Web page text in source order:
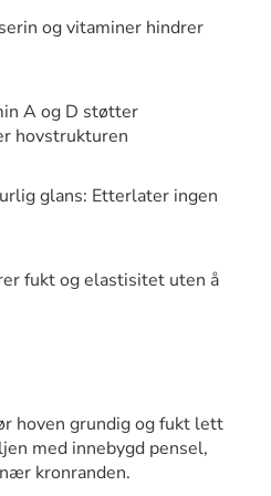
og vitaminer hindrer
A og D støtter
hovstrukturen
glans: Etterlater ingen
fukt og elastisitet uten å
hoven grundig og fukt lett
med innebygd pensel,
kronranden.